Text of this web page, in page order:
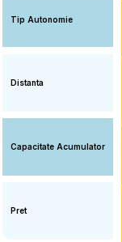
Tip Autonomie
Distanta
Capacitate Acumulator
Pret